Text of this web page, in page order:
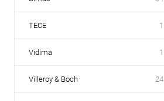
TECE 1
Vidima 1
Villeroy & Boch 24